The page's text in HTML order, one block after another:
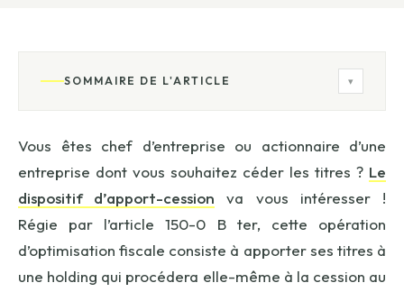
SOMMAIRE DE L'ARTICLE ▾
Vous êtes chef d’entreprise ou actionnaire d’une
entreprise dont vous souhaitez céder les titres ? Le
dispositif d’apport-cession va vous intéresser !
Régie par l’article 150-0 B ter, cette opération
d’optimisation fiscale consiste à apporter ses titres à
une holding qui procédera elle-même à la cession au